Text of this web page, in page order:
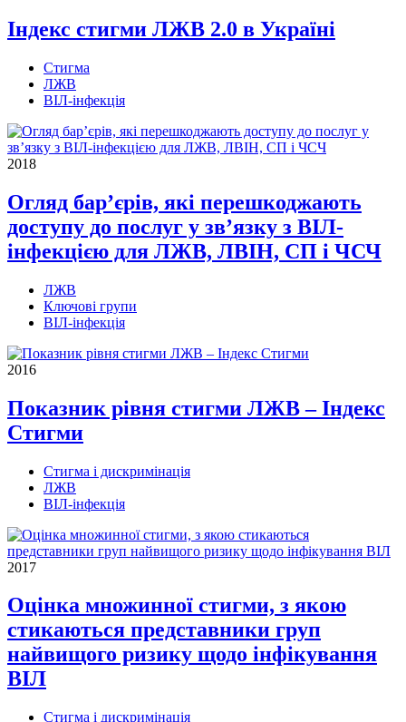
Індекс стигми ЛЖВ 2.0 в Україні
Стигма
ЛЖВ
ВІЛ-інфекція
2018
Огляд бар’єрів, які перешкоджають
доступу до послуг у зв’язку з ВІЛ-
інфекцією для ЛЖВ, ЛВІН, СП і ЧСЧ
ЛЖВ
Ключові групи
ВІЛ-інфекція
2016
Показник рівня стигми ЛЖВ – Індекс
Стигми
Стигма і дискримінація
ЛЖВ
ВІЛ-інфекція
2017
Оцінка множинної стигми, з якою
стикаються представники груп
найвищого ризику щодо інфікування
ВІЛ
Стигма і дискримінація